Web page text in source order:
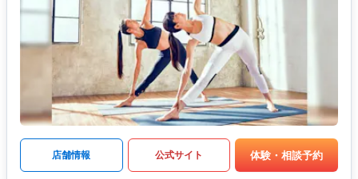
店舗情報 公式サイト 体験・相談予約